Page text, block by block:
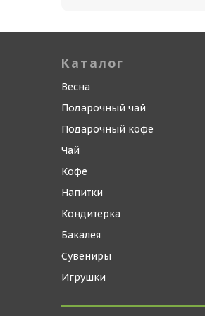
Каталог
Весна
Подарочный чай
Подарочный кофе
Чай
Кофе
Напитки
Кондитерка
Бакалея
Сувениры
Игрушки